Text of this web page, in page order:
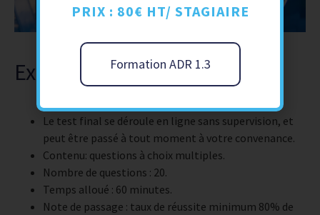
Examen
Le test final se déroule en ligne sans supervision, et
peut être passé à tout moment à votre convenance.
Contenu: questions à choix multiples.
Nombre de questions : 20.
Temps alloué : 60 minutes.
Note de passage : taux de réussite minimum 80% de
PRIX : 80€ HT/ STAGIAIRE
Formation ADR 1.3